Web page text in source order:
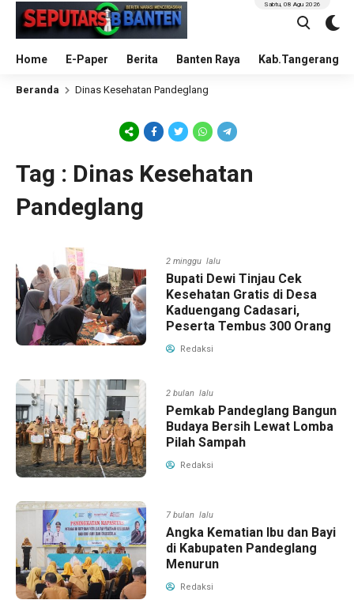
Home E-Paper Berita Banten Raya Kab.Tangerang
Sabtu, 08 Agu 2026
Beranda Dinas Kesehatan Pandeglang
Tag : Dinas Kesehatan
Pandeglang
2 minggu lalu
Bupati Dewi Tinjau Cek
Kesehatan Gratis di Desa
Kaduengang Cadasari,
Peserta Tembus 300 Orang
Redaksi
2 bulan lalu
Pemkab Pandeglang Bangun
Budaya Bersih Lewat Lomba
Pilah Sampah
Redaksi
7 bulan lalu
Angka Kematian Ibu dan Bayi
di Kabupaten Pandeglang
Menurun
Redaksi